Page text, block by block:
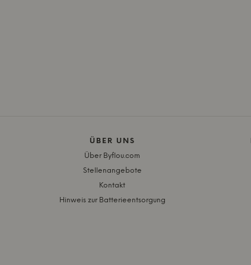
ÜBER UNS
Über Byflou.com
Stellenangebote
Kontakt
Hinweis zur Batterieentsorgung